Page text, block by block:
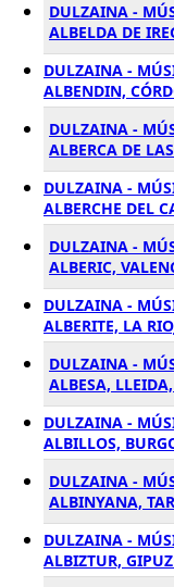
DULZAINA -
ALBELDA DE
DULZAINA -
ALBENDIN,
DULZAINA -
ALBERCA DE
DULZAINA -
ALBERCHE DEL
DULZAINA -
ALBERIC,
DULZAINA -
ALBERITE, LA
DULZAINA -
ALBESA,
DULZAINA -
ALBILLOS,
DULZAINA -
ALBINYANA,
DULZAINA -
ALBIZTUR,